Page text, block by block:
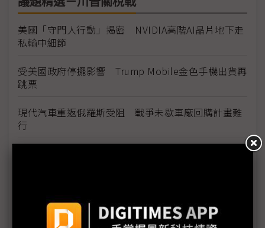
美國「守門人行動」揭密 NVIDIA高階AI晶片地下走
私輸中細節
受美國政府停擺影響 Trump Mobile金色手機出貨再
跳票
現代汽車重返俄羅斯受阻 戰爭未歇車廠回購計畫難
行